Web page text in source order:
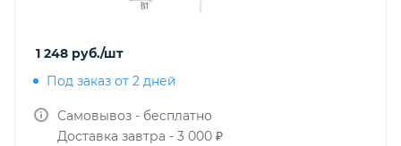
1 248 руб./шт
Под заказ от 2 дней
Самовывоз - бесплатно
Доставка завтра - 3 000 ₽